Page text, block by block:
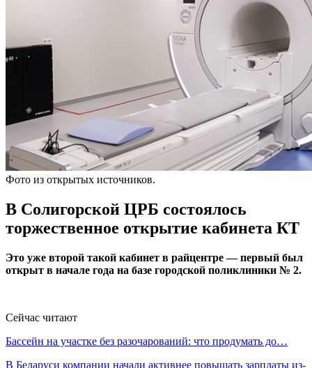
Фото из открытых источников.
В Солигорской ЦРБ состоялось
торжественное открытие кабинета КТ
Это уже второй такой кабинет в райцентре — первый был
открыт в начале года на базе городской поликлиники № 2.
Сейчас читают
Бассейн на участке без разочарований: что продумать до…
В Беларуси компании начали активнее повышать зарплаты из-